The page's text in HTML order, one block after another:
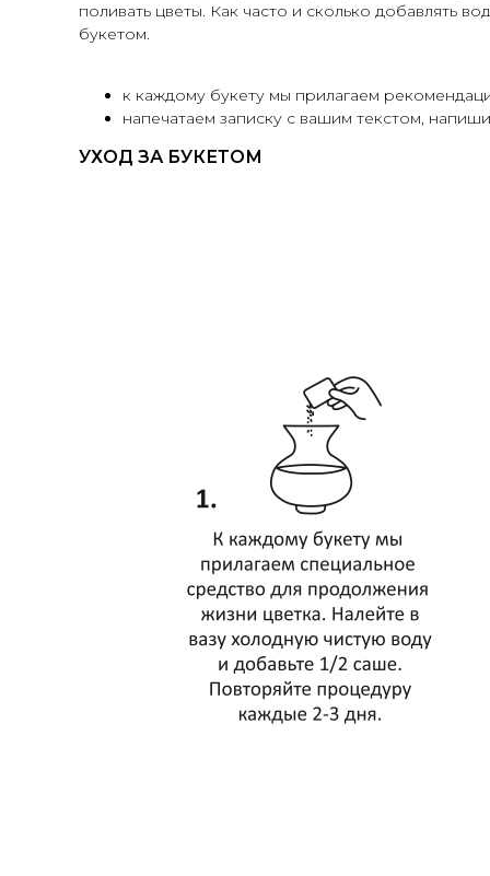
поливать цветы. Как часто и сколько добавлять
букетом.
к каждому букету мы прилагаем
напечатаем записку с вашим текстом,
УХОД ЗА БУКЕТОМ